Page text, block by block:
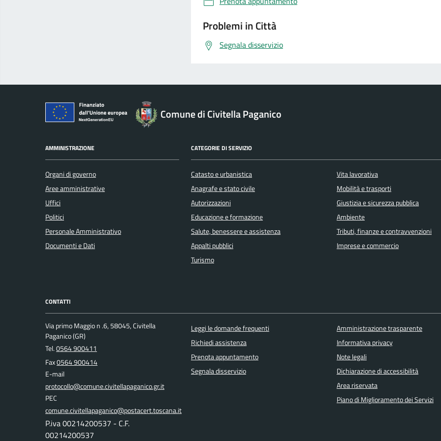
Problemi in Città
Segnala disservizio
Comune di Civitella Paganico
AMMINISTRAZIONE
Organi di governo
Aree amministrative
Uffici
Politici
Personale Amministrativo
Documenti e Dati
CATEGORIE DI SERVIZIO
Catasto e urbanistica
Anagrafe e stato civile
Autorizzazioni
Educazione e formazione
Salute, benessere e assistenza
Appalti pubblici
Turismo
Vita lavorativa
Mobilità e trasporti
Giustizia e sicurezza pubblica
Ambiente
Tributi, finanze e contravvenzioni
Imprese e commercio
CONTATTI
Via primo Maggio n .6, 58045, Civitella
Paganico (GR)
Tel.0564 900411
Fax0564 900414
E-mail
protocollo@comune.civitellapaganico.gr.it
PEC
comune.civitellapaganico@postacert.toscana.it
P.iva 00214200537 - C.F.
00214200537
Leggi le domande frequenti
Richiedi assistenza
Prenota appuntamento
Segnala disservizio
Amministrazione trasparente
Informativa privacy
Note legali
Dichiarazione di accessibilità
Area riservata
Piano di Miglioramento dei Servizi